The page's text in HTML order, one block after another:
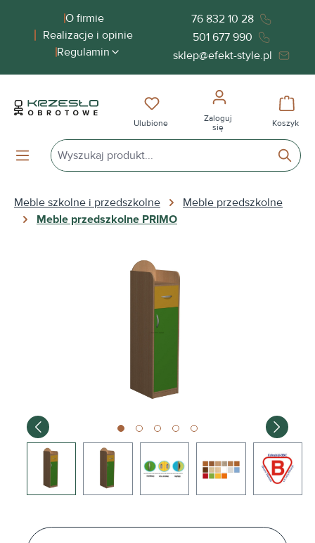
zawartościO firmie
Realizacje i opinie
Regulamin
76 832 10 28
501 677 990
sklep@efekt-style.pl
Masz 0 przedmioty na liście
Ulubione
Zaloguj
się
Koszyk
Meble szkolne i przedszkolne
Meble przedszkolne
Meble przedszkolne PRIMO